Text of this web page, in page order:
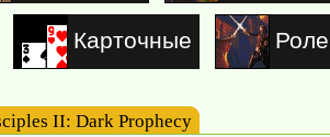
Карточные
II: Dark Prophecy